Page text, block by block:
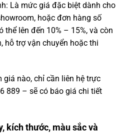
Là mức giá đặc biệt dành cho
hoặc đơn hàng số
thể lên đến 10% – 15%, và còn
hỗ trợ vận chuyển hoặc thi
nào, chỉ cần liên hệ trực
889 – sẽ có báo giá chi tiết
kích thước, màu sắc và